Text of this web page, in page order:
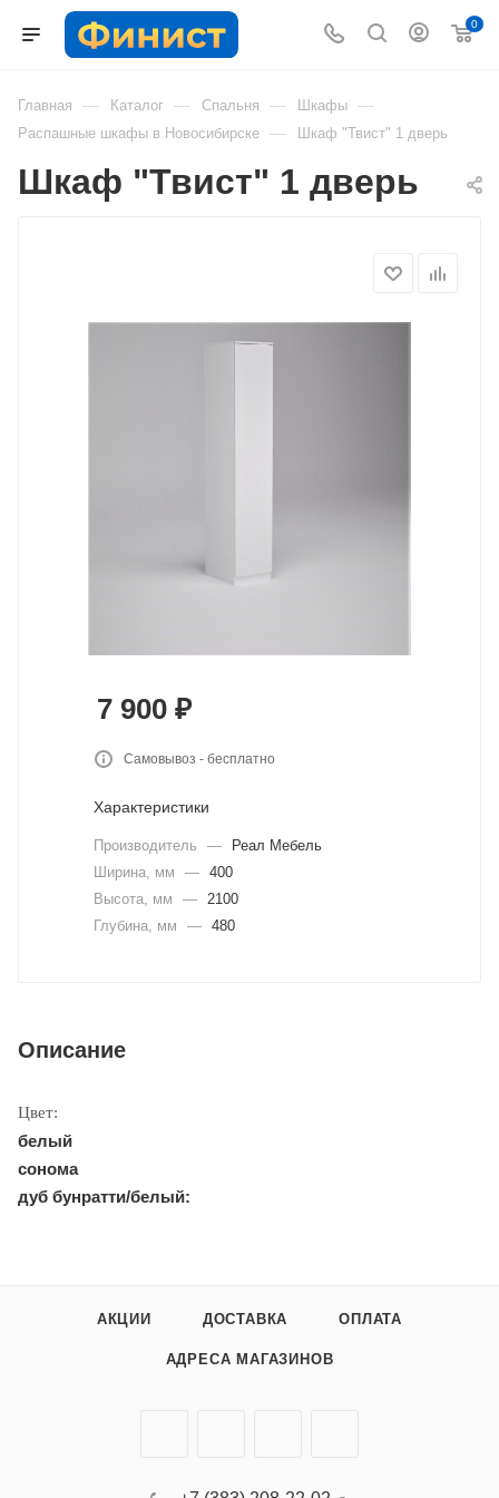
0
Главная — Каталог — Спальня — Шкафы —
Распашные шкафы в Новосибирске — Шкаф "Твист" 1 дверь
Шкаф "Твист" 1 дверь
7 900 ₽
Самовывоз - бесплатно
Характеристики
Производитель —
Реал Мебель
Ширина, мм
— 400
Высота, мм
— 2100
Глубина, мм
— 480
Описание
Цвет:
белый
сонома
дуб бунратти/белый:
АКЦИИ ДОСТАВКА ОПЛАТА
АДРЕСА МАГАЗИНОВ